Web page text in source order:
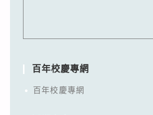
百年校慶專網
百年校慶專網